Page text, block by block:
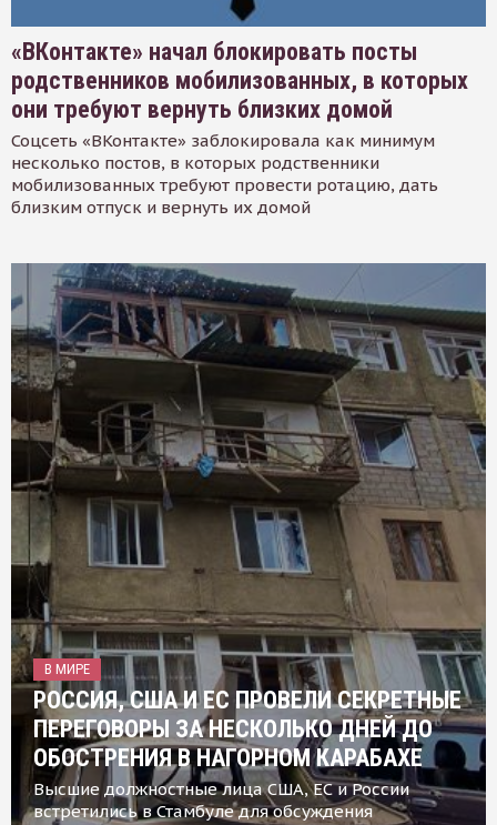
«ВКонтакте» начал блокировать посты
родственников мобилизованных, в которых
они требуют вернуть близких домой
Соцсеть «ВКонтакте» заблокировала как минимум
несколько постов, в которых родственники
мобилизованных требуют провести ротацию, дать
близким отпуск и вернуть их домой
В МИРЕ
РОССИЯ, США И ЕС ПРОВЕЛИ СЕКРЕТНЫЕ
ПЕРЕГОВОРЫ ЗА НЕСКОЛЬКО ДНЕЙ ДО
ОБОСТРЕНИЯ В НАГОРНОМ КАРАБАХЕ
Высшие должностные лица США, ЕС и России
встретились в Стамбуле для обсуждения